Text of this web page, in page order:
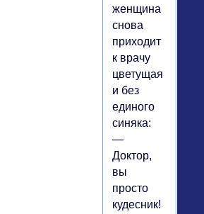
женщина
снова
приходит
к врачу
цветущая
и без
единого
синяка:
—
Доктор,
вы
просто
кудесник!